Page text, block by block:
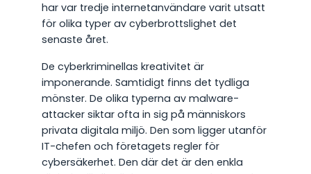
har var tredje internetanvändare varit utsatt
för olika typer av cyberbrottslighet det
senaste året.
De cyberkriminellas kreativitet är
imponerande. Samtidigt finns det tydliga
mönster. De olika typerna av malware-
attacker siktar ofta in sig på människors
privata digitala miljö. Den som ligger utanför
IT-chefen och företagets regler för
cybersäkerhet. Den där det är den enkla